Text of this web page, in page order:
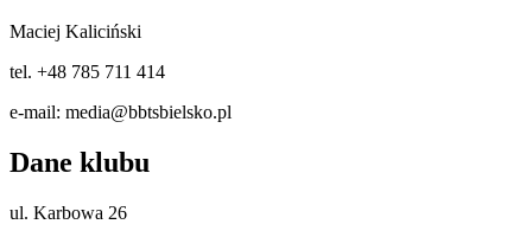
Maciej Kaliciński
tel. +48 785 711 414
e-mail: media@bbtsbielsko.pl
Dane klubu
ul. Karbowa 26